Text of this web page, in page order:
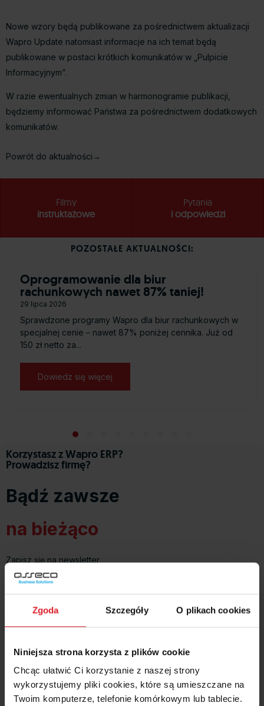
Zgoda Szczegóły O plikach cookies
Niniejsza strona korzysta z plików cookie
Chcąc ułatwić Ci korzystanie z naszej strony
wykorzystujemy pliki cookies, które są umieszczane na
Twoim komputerze, telefonie komórkowym lub tablecie.
Nowe wzory będą publikowane za pośrednictwem aktualizacji
Wapro Update natomiast informacje na ich temat będą
publikowane w postaci krótkich komunikatów w „Pulpicie
Informacyjnym”.
W razie ewentualnych zmian w harmonogramie publikacji,
będziemy informować Państwa za pośrednictwem dodatkowych
komunikatów.
Powrót do aktualności→
Filmy
instruktażowe
Pytania
i odpowiedzi
POZOSTAŁE AKTUALNOŚCI:
Certyfikaty”
Oprogramowanie dla biur
rachunkowych nawet 87% taniej!
29 lipca 2026
Sprawdzone programy Wapro dla biur rachunkowych w
specjalnej cenie – nawet 87% poniżej cennika. Już od
150 zł netto za...
Dowiedz się więcej
Korzystasz z Wapro ERP?
Prowadzisz firmę?
Bądź zawsze
na bieżąco
Zapisz się na newsletter
Nasze newslettery to:
Ekspresowe powiadamianie o
nowościach
instruktażowych
Oferty promocyjne
Informacje ozmianach w cenniku, warunkach obsługi
i ofercieWapro ERP i firm współpracujących